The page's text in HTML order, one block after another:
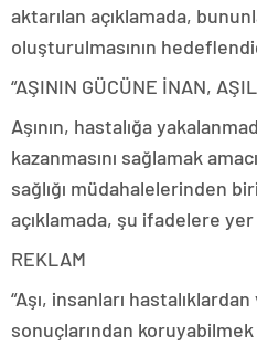
aktarılan açıklamada,
oluşturulmasının
“AŞININ GÜCÜNE İNAN,
Aşının, hastalığa
kazanmasını sağlamak
sağlığı müdahalelerinden
açıklamada, şu ifadelere
REKLAM
“Aşı, insanları
sonuçlarından